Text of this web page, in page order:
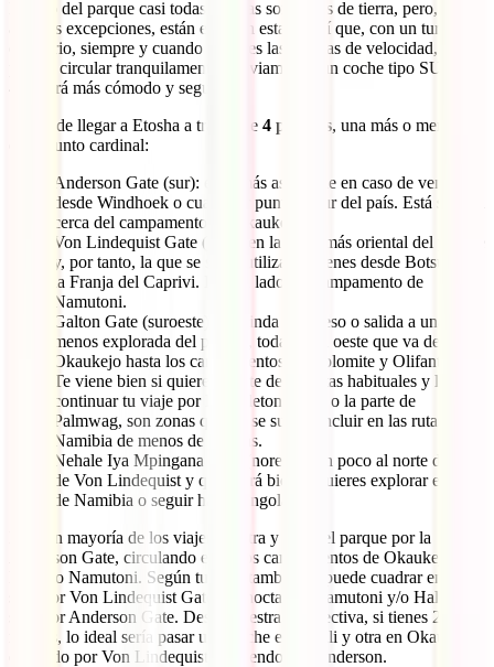
Dentro del parque casi todas las vías son pistas de tierra, pero, salvo
algunas excepciones, están en buen estado, así que, con un turismo
ordinario, siempre y cuando respetes las normas de velocidad,
podrás circular tranquilamente. Obviamente, un coche tipo SUV o
4×4 será más cómodo y seguro.
Se puede llegar a Etosha a través de 4 puertas, una más o menos en
cada punto cardinal:
Anderson Gate (sur): es la más asequible en caso de venir
desde Windhoek o cualquier punto al sur del país. Está situada
cerca del campamento de Okaukejo.
Von Lindequist Gate (este): en la parte más oriental del parque
y, por tanto, la que se suele utilizar si vienes desde Botsuana o
la Franja del Caprivi. Está al lado del campamento de
Namutoni.
Galton Gate (suroeste): te brinda el acceso o salida a una parte
menos explorada del parque, toda la del oeste que va desde
Okaukejo hasta los campamentos de Dolomite y Olifantsdrus.
Te viene bien si quieres salirte de las rutas habituales y luego
continuar tu viaje por la Skeleton Coast o la parte de
Palmwag, son zonas que no se suelen incluir en las rutas por
Namibia de menos de 15 días.
Nehale Iya Mpingana Gate (noreste): un poco al norte de la
de Von Lindequist y que te irá bien si quieres explorar el norte
de Namibia o seguir hacia Angola.
La gran mayoría de los viajeros entra y sale del parque por la
Anderson Gate, circulando entre los campamentos de Okaukejo,
Halali o Namutoni. Según tu ruta, también te puede cuadrar entrar o
salir por Von Lindequist Gate, pernoctar en Namutoni y/o Halali y
salir por Anderson Gate. Desde nuestra perspectiva, si tienes 2
noches, lo ideal sería pasar una noche en Halali y otra en Okaukejo
entrando por Von Lindequist y saliendo por Anderson.